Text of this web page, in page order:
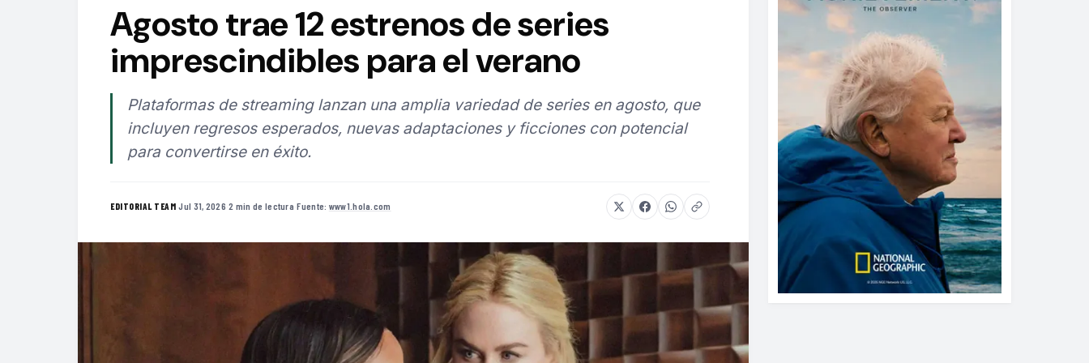
Agosto trae 12 estrenos de series
imprescindibles para el verano
Plataformas de streaming lanzan una amplia variedad de series en agosto, que
incluyen regresos esperados, nuevas adaptaciones y ficciones con potencial
para convertirse en éxito.
EDITORIAL TEAM·Jul 31, 2026·2 min de lectura·Fuente: www1.hola.com